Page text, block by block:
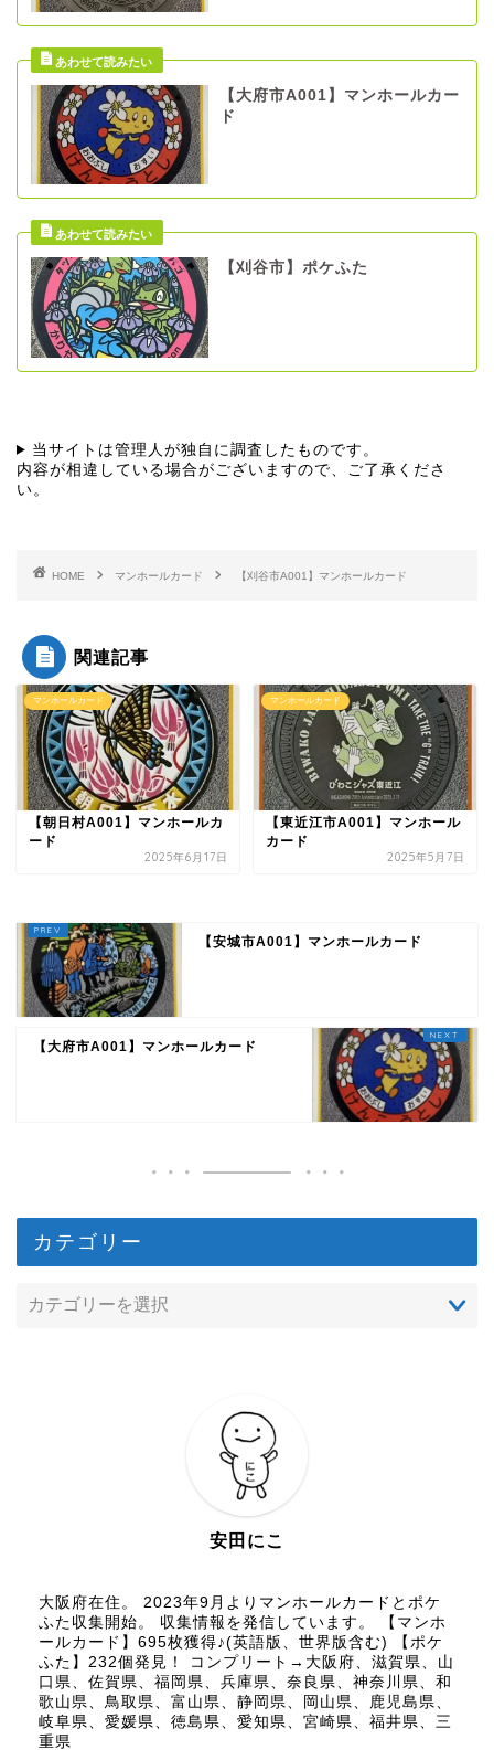
【大府市A001】マンホールカー
ド
【刈谷市】ポケふた
当サイトは管理人が独自に調査したものです。
内容が相違している場合がございますので、ご了承くださ
い。
HOME マンホールカード 【刈谷市A001】マンホールカード
関連記事
マンホールカード
【朝日村A001】マンホールカ
ード
2025年6月17日
マンホールカード
【東近江市A001】マンホール
カード
2025年5月7日
【安城市A001】マンホールカード
【大府市A001】マンホールカード
カテゴリー
安田にこ
大阪府在住。 2023年9月よりマンホールカードとポケ
ふた収集開始。 収集情報を発信しています。 【マンホ
ールカード】695枚獲得♪(英語版、世界版含む) 【ポケ
ふた】232個発見！ コンプリート→大阪府、滋賀県、山
口県、佐賀県、福岡県、兵庫県、奈良県、神奈川県、和
歌山県、鳥取県、富山県、静岡県、岡山県、鹿児島県、
岐阜県、愛媛県、徳島県、愛知県、宮崎県、福井県、三
重県